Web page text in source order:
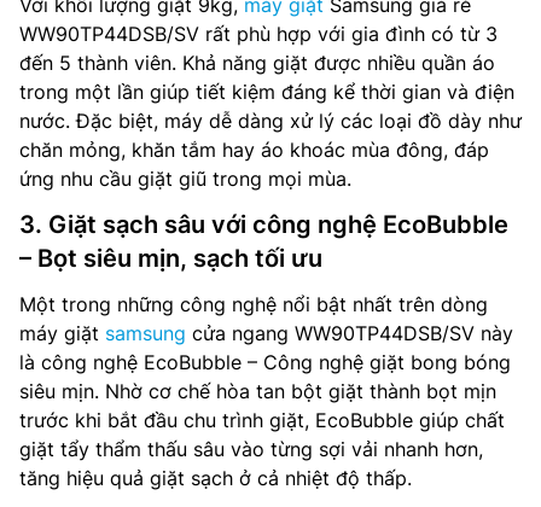
WW90TP44DSB/SV rất phù hợp với gia đình có từ 3
đến 5 thành viên. Khả năng giặt được nhiều quần áo
trong một lần giúp tiết kiệm đáng kể thời gian và điện
nước. Đặc biệt, máy dễ dàng xử lý các loại đồ dày như
chăn mỏng, khăn tắm hay áo khoác mùa đông, đáp
ứng nhu cầu giặt giũ trong mọi mùa.
3. Giặt sạch sâu với công nghệ EcoBubble
– Bọt siêu mịn, sạch tối ưu
Một trong những công nghệ nổi bật nhất trên dòng
máy giặt samsung cửa ngang WW90TP44DSB/SV này
là công nghệ EcoBubble – Công nghệ giặt bong bóng
siêu mịn. Nhờ cơ chế hòa tan bột giặt thành bọt mịn
trước khi bắt đầu chu trình giặt, EcoBubble giúp chất
giặt tẩy thẩm thấu sâu vào từng sợi vải nhanh hơn,
tăng hiệu quả giặt sạch ở cả nhiệt độ thấp.